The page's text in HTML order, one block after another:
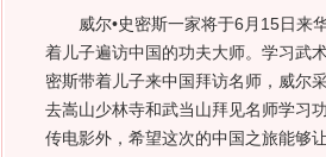
威尔•史密斯一家将于6月15日来华
着儿子遍访中国的功夫大师。学习武
密斯带着儿子来中国拜访名师，威尔
去嵩山少林寺和武当山拜见名师学习
传电影外，希望这次的中国之旅能够